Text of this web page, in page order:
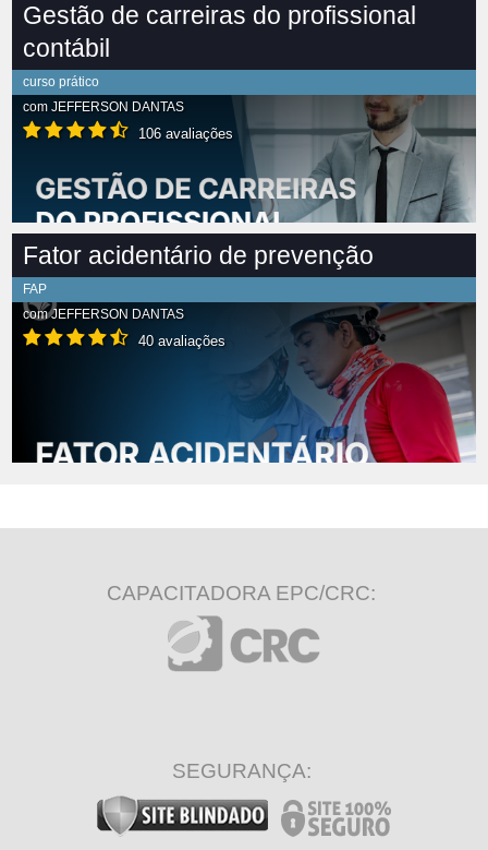
Gestão de carreiras do profissional
contábil
curso prático
com JEFFERSON DANTAS
106 avaliações
Fator acidentário de prevenção
FAP
comJEFFERSON DANTAS
40 avaliações
CAPACITADORA EPC/CRC:
SEGURANÇA: